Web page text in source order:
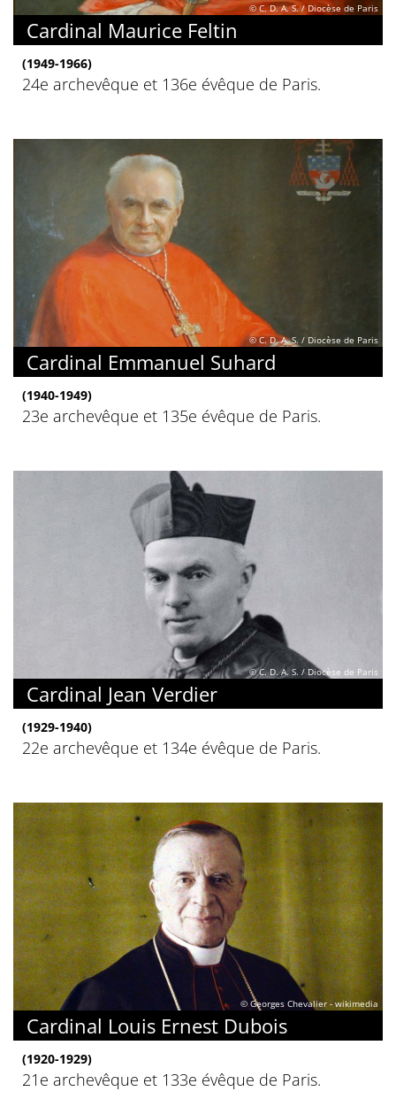
© C. D. A. S. / Diocèse de Paris
Cardinal Maurice Feltin
(1949-1966)
24e archevêque et 136e évêque de Paris.
© C. D. A. S. / Diocèse de Paris
Cardinal Emmanuel Suhard
(1940-1949)
23e archevêque et 135e évêque de Paris.
© C. D. A. S. / Diocèse de Paris
Cardinal Jean Verdier
(1929-1940)
22e archevêque et 134e évêque de Paris.
© Georges Chevalier - wikimedia
Cardinal Louis Ernest Dubois
(1920-1929)
21e archevêque et 133e évêque de Paris.